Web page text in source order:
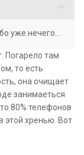
уже нечего...
Погарело там
то есть
она очищает
занимаеться
80% телефонов
этой хренью. Вот